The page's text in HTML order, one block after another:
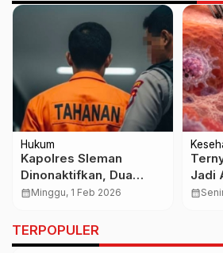
Hukum
Kapolres Sleman
Dinonaktifkan, Dua
Kasus Besar Seret
calendar_monthMinggu, 1 Feb 2026
Jadi
calendar_month
TERPOPULER